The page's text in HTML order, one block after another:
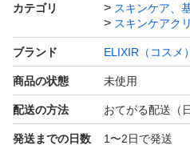
カテゴリ
スキンケア、
スキンケアク
ブランド ELIXIR（コスメ）
商品の状態 未使用
配送の方法 おてがる配送（
発送までの日数 1〜2日で発送